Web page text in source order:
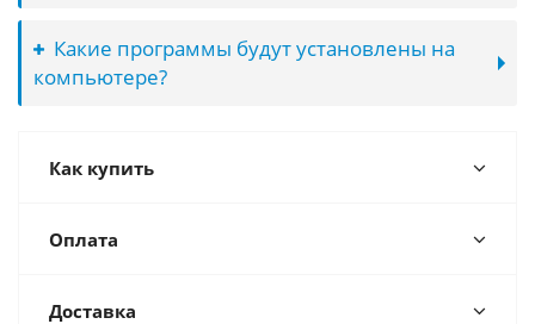
Какие программы будут установлены на
компьютере?
Как купить
Оплата
Доставка